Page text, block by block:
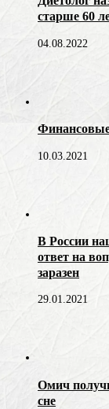
старше 60
04.08.2022
10.03.2021
В России
ответ на
заразен
29.01.2021
Омич
сне